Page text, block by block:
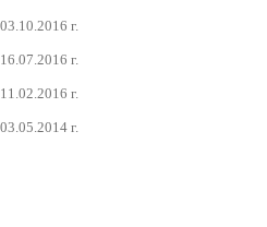
03.10.2016 г.
16.07.2016 г.
11.02.2016 г.
03.05.2014 г.